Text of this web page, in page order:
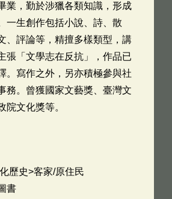
業，勤於涉獵各類知識，形成
一生創作包括小說、詩、散
、評論等，精擅多樣類型，講
張「文學志在反抗」，作品已
。寫作之外，另亦積極參與社
務。曾獲國家文藝獎、臺灣文
院文化獎等。
歷史>客家/原住民
書